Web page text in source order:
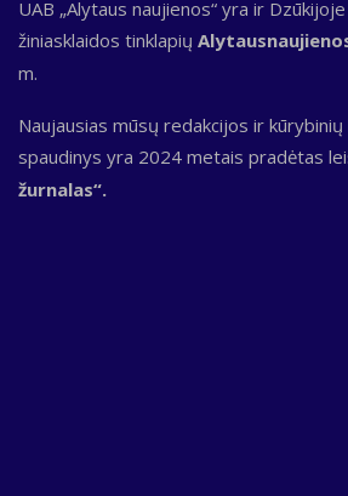
UAB „Alytaus naujienos“ yra ir
žiniasklaidos tinklapių
m.
Naujausias mūsų redakcijos ir
spaudinys yra 2024 metais pradėtas
žurnalas“.